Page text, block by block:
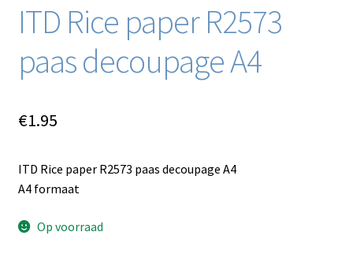
ITD Rice paper R2573
paas decoupage A4
€1.95
ITD Rice paper R2573 paas decoupage A4
A4 formaat
Op voorraad